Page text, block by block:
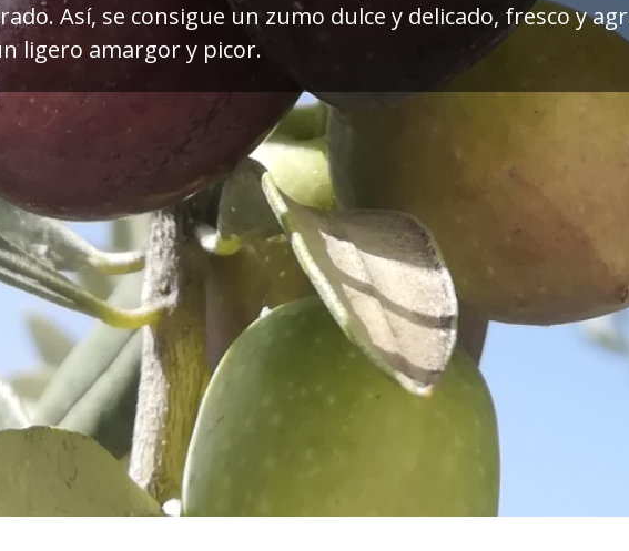
Así, se consigue un zumo dulce y delicado, fresco y
ligero amargor y picor.